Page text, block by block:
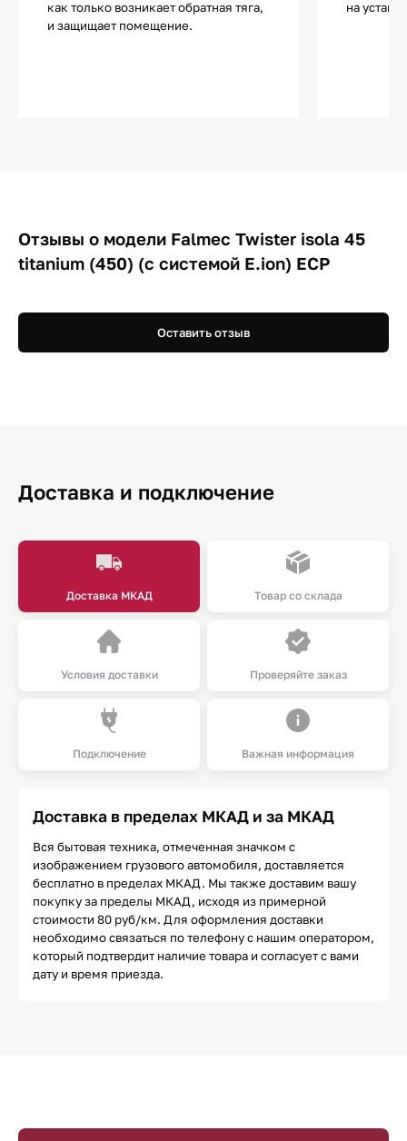
как только возникает обратная тяга,
и защищает помещение.
на
Отзывы о модели Falmec Twister isola 45
titanium (450) (с системой E.ion) ECP
Оставить отзыв
Доставка и подключение
Доставка МКАД Товар со склада
Условия доставки Проверяйте заказ
Подключение Важная информация
Доставка в пределах МКАД и за МКАД
Вся бытовая техника, отмеченная значком с
изображением грузового автомобиля, доставляется
бесплатно в пределах МКАД. Мы также доставим вашу
покупку за пределы МКАД, исходя из примерной
стоимости 80 руб/км. Для оформления доставки
необходимо связаться по телефону с нашим оператором,
который подтвердит наличие товара и согласует с вами
дату и время приезда.